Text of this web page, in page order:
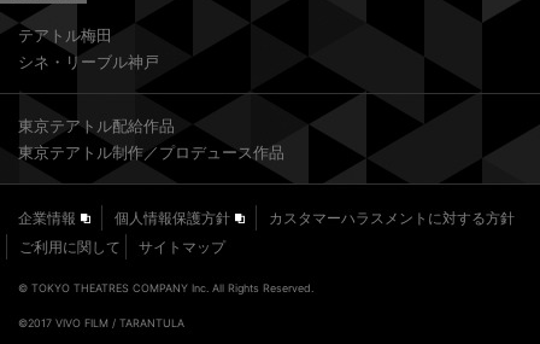
テアトル梅田
シネ・リーブル神戸
東京テアトル配給作品
東京テアトル制作／プロデュース作品
企業情報 個人情報保護方針
カスタマーハラスメントに対する方針
ご利用に関して
サイトマップ
© TOKYO THEATRES COMPANY Inc. All Rights Reserved.
©2017 VIVO FILM / TARANTULA